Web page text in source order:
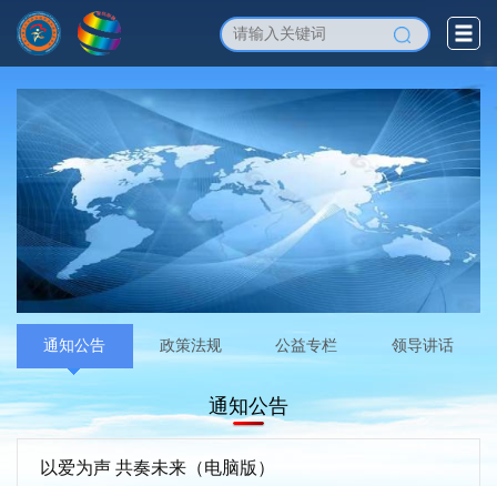
通知公告 政策法规 公益专栏 领导讲话
通知公告
以爱为声 共奏未来（电脑版）